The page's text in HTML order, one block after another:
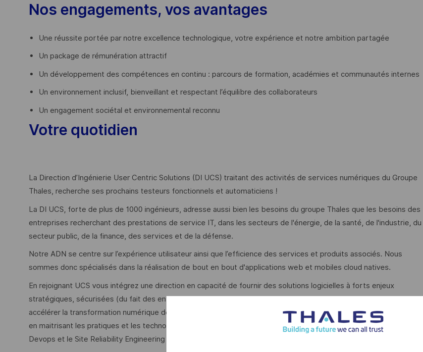
Nos engagements, vos avantages
Une réussite portée par notre excellence technologique, votre expérience et notre ambition partagée
Un package de rémunération attractif
Un développement des compétences en continu : parcours de formation, académies et communautés internes
Un environnement inclusif, bienveillant et respectant l’équilibre des collaborateurs
Un engagement sociétal et environnemental reconnu
Votre quotidien
La Direction d’Ingénierie User Centric Solutions (DI UCS) traitant des activités de services numériques du Groupe
Thales, recherche ses prochains testeurs fonctionnels et automaticiens !
La DI UCS, forte de plus de 1000 ingénieurs, adresse aussi bien les besoins du groupe Thales que les besoins des
entreprises recherchant des prestations de service IT, dans les secteurs de l'énergie, de la santé, de l'industrie, du
secteur public, de la finance, des services et de la défense.
Notre ADN se centre sur l’expérience utilisateur ainsi que l’efficience des services et produits associés. Nous
sommes donc spécialisés dans la réalisation de bout en bout d'applications web et mobiles cloud natives.
En rejoignant UCS vous intégrez une direction en capacité de fournir des solutions logicielles à forts enjeux
stratégiques, sécurisées (du fait des environnements critiques de nos clients), innovantes (pour accompagner /
accélérer la transformation numérique de nos clients), immersives (AR/VR), centrées sur l’expérience utilisateur, tout
en maitrisant les pratiques et les technologies telles que le cloud, l'agilité à l'échelle, l'éco conception, l'UX Design, le
Devops et le Site Reliability Engineering (SRE).